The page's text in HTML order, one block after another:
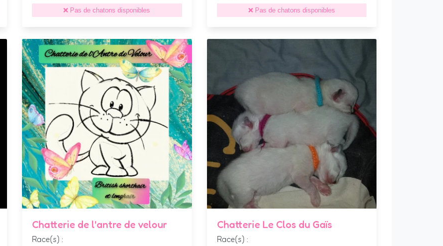
Pas de chatons disponibles Pas de chatons disponibles
Chatterie de l'antre de velour
Race(s) :
Chatterie Le Clos du Gaïs
Race(s) :